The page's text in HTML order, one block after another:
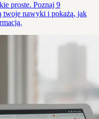
proste. Poznaj 9
twoje nawyki i pokażą, jak